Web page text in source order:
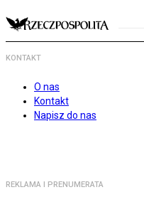
KONTAKT
O nas
Kontakt
Napisz do nas
REKLAMA I PRENUMERATA